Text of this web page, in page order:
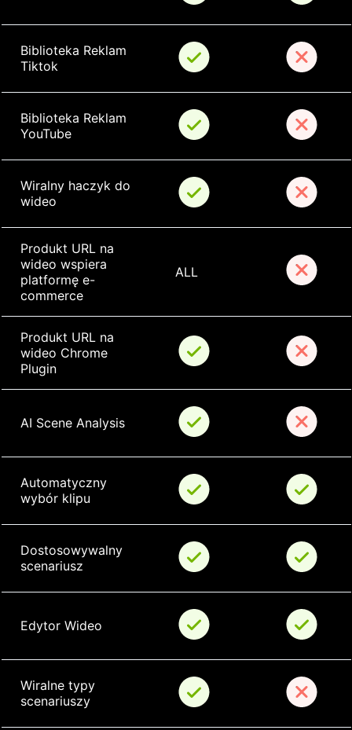
Biblioteka Reklam
Tiktok
Biblioteka Reklam
YouTube
Wiralny haczyk do
wideo
Produkt URL na
wideo wspiera
platformę e-
commerce
ALL
Produkt URL na
wideo Chrome
Plugin
AI Scene Analysis
Automatyczny
wybór klipu
Dostosowywalny
scenariusz
Edytor Wideo
Wiralne typy
scenariuszy